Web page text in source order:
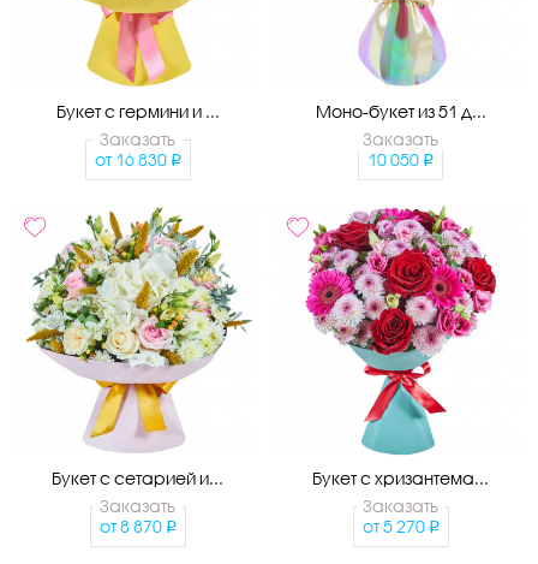
Букет с гермини и ...
Заказать
от 16 830
Моно-букет из 51 д...
Заказать
10 050
Букет с сетарией и...
Заказать
от 8 870
Букет с хризантема...
Заказать
от 5 270